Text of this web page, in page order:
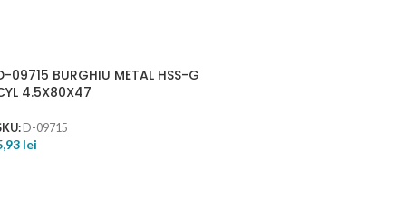
09715 BURGHIU METAL HSS-G
4.5X80X47
D-09715
lei